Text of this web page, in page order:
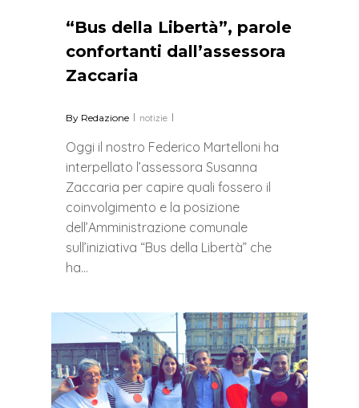
“Bus della Libertà”, parole
confortanti dall’assessora
Zaccaria
By Redazione notizie
Oggi il nostro Federico Martelloni ha
interpellato l’assessora Susanna
Zaccaria per capire quali fossero il
coinvolgimento e la posizione
dell’Amministrazione comunale
sull’iniziativa “Bus della Libertà” che
ha…